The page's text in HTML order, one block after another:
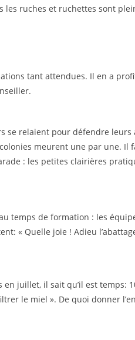
les ruches et ruchettes sont
tant attendues. Il en a
se relaient pour défendre leurs
meurent une par une. Il
: les petites clairières
temps de formation : les
« Quelle joie ! Adieu
juillet, il sait qu’il est temps:
le miel ». De quoi donner